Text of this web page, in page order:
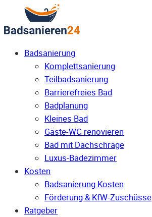
Badsanierung
Komplettsanierung
Teilbadsanierung
Barrierefreies Bad
Badplanung
Kleines Bad
Gäste-WC renovieren
Bad mit Dachschräge
Luxus-Badezimmer
Kosten
Badsanierung Kosten
Förderung & KfW-Zuschüsse
Ratgeber